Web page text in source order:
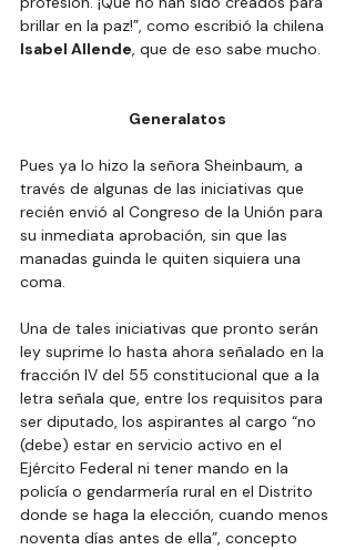
brillar en la paz!”, como escribió la chilena
Isabel Allende, que de eso sabe mucho.
Generalatos
Pues ya lo hizo la señora Sheinbaum, a
través de algunas de las iniciativas que
recién envió al Congreso de la Unión para
su inmediata aprobación, sin que las
manadas guinda le quiten siquiera una
coma.
Una de tales iniciativas que pronto serán
ley suprime lo hasta ahora señalado en la
fracción IV del 55 constitucional que a la
letra señala que, entre los requisitos para
ser diputado, los aspirantes al cargo “no
(debe) estar en servicio activo en el
Ejército Federal ni tener mando en la
policía o gendarmería rural en el Distrito
donde se haga la elección, cuando menos
noventa días antes de ella”, concepto